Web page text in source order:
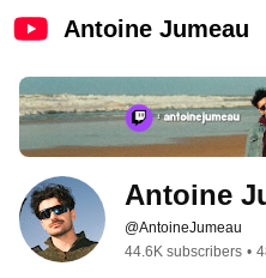
Antoine Jumeau
Antoine
@AntoineJumeau
44.6K subscribers •